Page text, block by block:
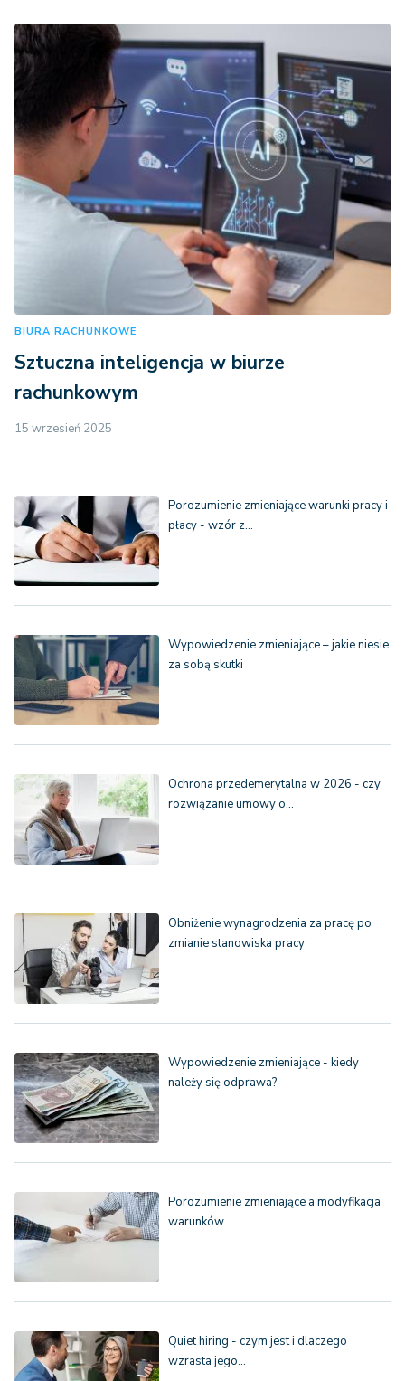
BIURA RACHUNKOWE
Sztuczna inteligencja w biurze
rachunkowym
15 wrzesień 2025
Porozumienie zmieniające warunki pracy i
płacy - wzór z…
Wypowiedzenie zmieniające – jakie niesie
za sobą skutki
Ochrona przedemerytalna w 2026 - czy
rozwiązanie umowy o…
Obniżenie wynagrodzenia za pracę po
zmianie stanowiska pracy
Wypowiedzenie zmieniające - kiedy
należy się odprawa?
Porozumienie zmieniające a modyfikacja
warunków…
Quiet hiring - czym jest i dlaczego
wzrasta jego…